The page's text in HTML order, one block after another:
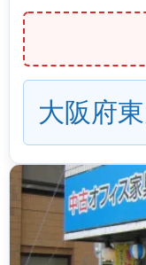
大阪府